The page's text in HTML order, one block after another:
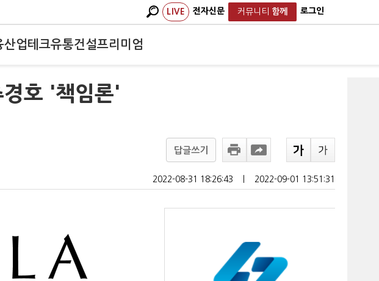
LIVE 전자신문 커뮤니티 함께 로그인
산업테크유통건설프리미엄
호 '책임론'
답글쓰기
2022-08-31 18:26:43 2022-09-01 13:51:31